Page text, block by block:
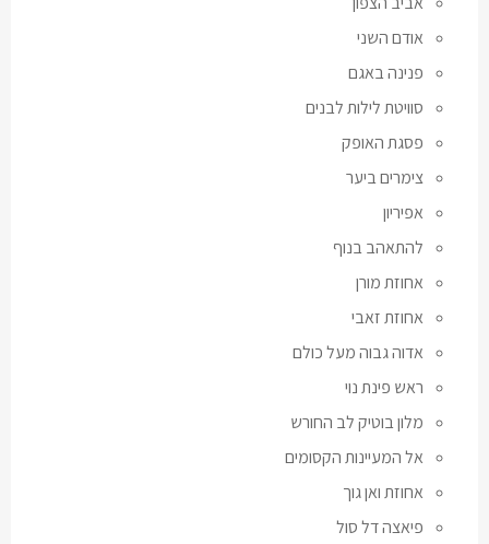
אודם השני
פנינה באגם
סוויטת לילות לבנים
פסגת האופק
צימרים ביער
אפיריון
להתאהב בנוף
אחוזת מורן
אחוזת זאבי
אדוה גבוה מעל כולם
ראש פינת נוי
מלון בוטיק לב החורש
אל המעיינות הקסומים
אחוזת ואן גוך
פיאצה דל סול